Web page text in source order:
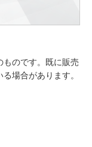
ものです。既に販売
場合があります。